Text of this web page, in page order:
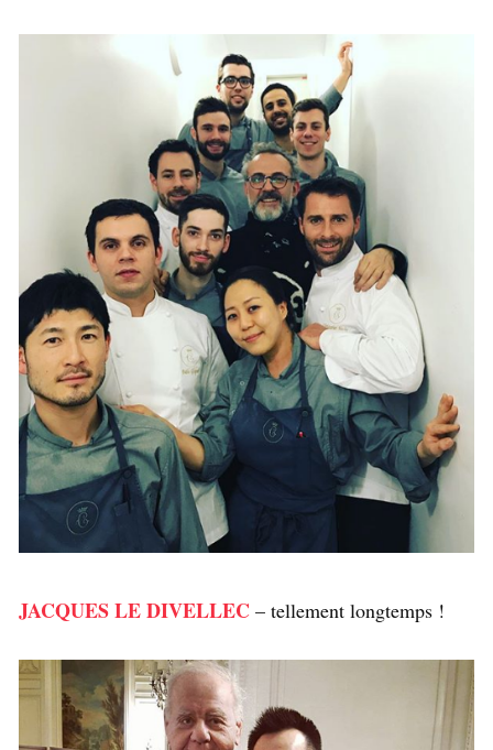
JACQUES LE DIVELLEC – tellement longtemps !